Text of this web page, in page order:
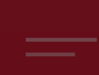
_____________
_________